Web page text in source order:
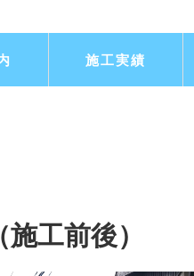
施工実績
工前後）